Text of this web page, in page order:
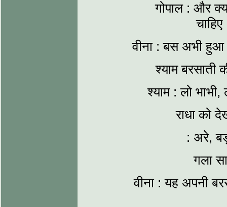
गोपाल : और
वीना : बस अभी हुआ
श्याम बरसाती
श्याम : लो
राधा को
: अरे,
गला
वीना : यह अपनी